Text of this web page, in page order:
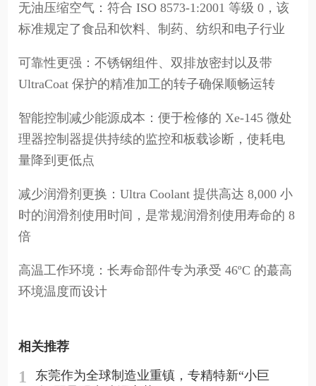
无油压缩空气：符合 ISO 8573-1:2001 等级 0，该
标准规定了食品和饮料、制药、纺织和电子行业
可靠性更强：不锈钢组件、双排放密封以及带
UltraCoat 保护的精准加工的转子确保顺畅运转
智能控制减少能源成本：便于检修的 Xe-145 微处
理器控制器提供持续的监控和板载诊断，使耗电
量降到更低点
减少润滑剂更换：Ultra Coolant 提供高达 8,000 小
时的润滑剂使用时间，是常规润滑剂使用寿命的 8
倍
高温工作环境：长寿命部件专为承受 46ºC 的蕞高
环境温度而设计
相关推荐
1
东莞作为全球制造业重镇，专精特新“小巨